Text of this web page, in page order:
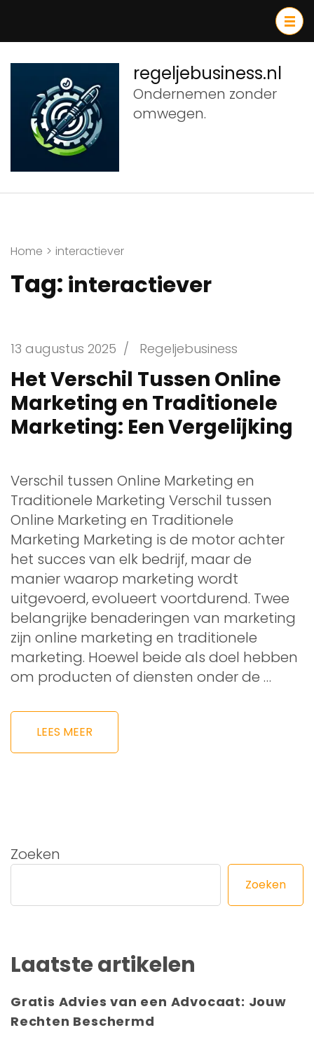
inhoud
(druk
Enter)
regeljebusiness.nl
Ondernemen zonder
omwegen.
Home > interactiever
Tag: interactiever
13 augustus 2025 / Regeljebusiness
Het Verschil Tussen Online
Marketing en Traditionele
Marketing: Een Vergelijking
Verschil tussen Online Marketing en
Traditionele Marketing Verschil tussen
Online Marketing en Traditionele
Marketing Marketing is de motor achter
het succes van elk bedrijf, maar de
manier waarop marketing wordt
uitgevoerd, evolueert voortdurend. Twee
belangrijke benaderingen van marketing
zijn online marketing en traditionele
marketing. Hoewel beide als doel hebben
om producten of diensten onder de …
LEES MEER
Zoeken
Zoeken
Laatste artikelen
Gratis Advies van een Advocaat: Jouw
Rechten Beschermd